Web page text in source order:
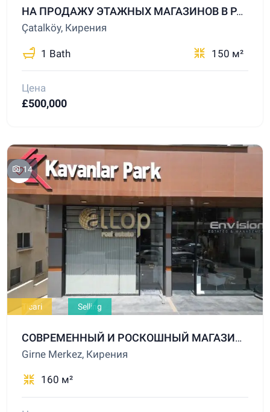
НА ПРОДАЖУ ЭТАЖНЫХ МАГАЗИНОВ В РАЙОНЕ ГИРНЕ-ЧАТАЛКЕЙ, РАСПОЛОЖЕННЫХ РЯДОМ С ГЛАВНОЙ ДОРОГОЙ
Çatalköy, Кирения
1 Bath 150 м²
Цена
£500,000
14
Ticari Selling
СОВРЕМЕННЫЙ И РОСКОШНЫЙ МАГАЗИН НА ПРОДАЖУ С ВЫСОКИМ АРЕНДНЫМ ДОХОДОМ В ЦЕНТРЕ КИРЕНИИ
Girne Merkez, Кирения
160 м²